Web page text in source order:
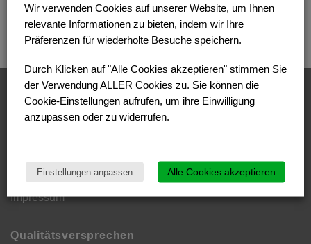
Weiterlesen
Supportanfrage / Hilfe
AGB Onlineangebot
Impressum
Qualitätsversprechen
Wir verwenden Cookies auf unserer Website, um Ihnen
relevante Informationen zu bieten, indem wir Ihre
Präferenzen für wiederholte Besuche speichern.
Durch Klicken auf "Alle Cookies akzeptieren" stimmen Sie
der Verwendung ALLER Cookies zu. Sie können die
Cookie-Einstellungen aufrufen, um ihre Einwilligung
anzupassen oder zu widerrufen.
Einstellungen anpassen Alle Cookies akzeptieren